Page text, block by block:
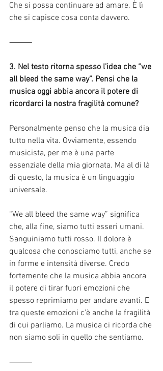
Che si possa continuare ad amare. È lì
che si capisce cosa conta davvero.
⸻
3. Nel testo ritorna spesso l’idea che “we
all bleed the same way”. Pensi che la
musica oggi abbia ancora il potere di
ricordarci la nostra fragilità comune?
Personalmente penso che la musica dia
tutto nella vita. Ovviamente, essendo
musicista, per me è una parte
essenziale della mia giornata. Ma al di là
di questo, la musica è un linguaggio
universale.
“We all bleed the same way” significa
che, alla fine, siamo tutti esseri umani.
Sanguiniamo tutti rosso. Il dolore è
qualcosa che conosciamo tutti, anche se
in forme e intensità diverse. Credo
fortemente che la musica abbia ancora
il potere di tirar fuori emozioni che
spesso reprimiamo per andare avanti. E
tra queste emozioni c’è anche la fragilità
di cui parliamo. La musica ci ricorda che
non siamo soli in quello che sentiamo.
⸻